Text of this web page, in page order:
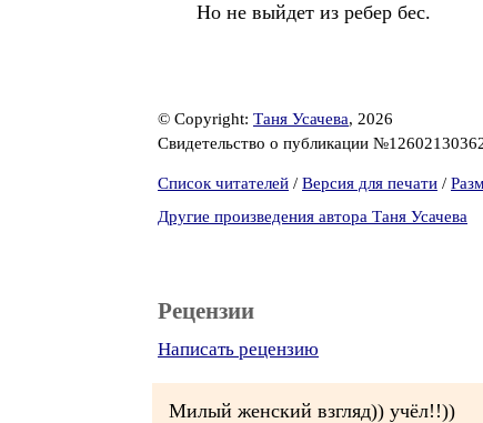
Но не выйдет из ребер бес.
© Copyright: Таня Усачева, 2026
Свидетельство о публикации
Список читателей / Версия для печати /
Другие произведения автора Таня Усачева
Рецензии
Написать рецензию
Милый женский взгляд)) учёл!!))